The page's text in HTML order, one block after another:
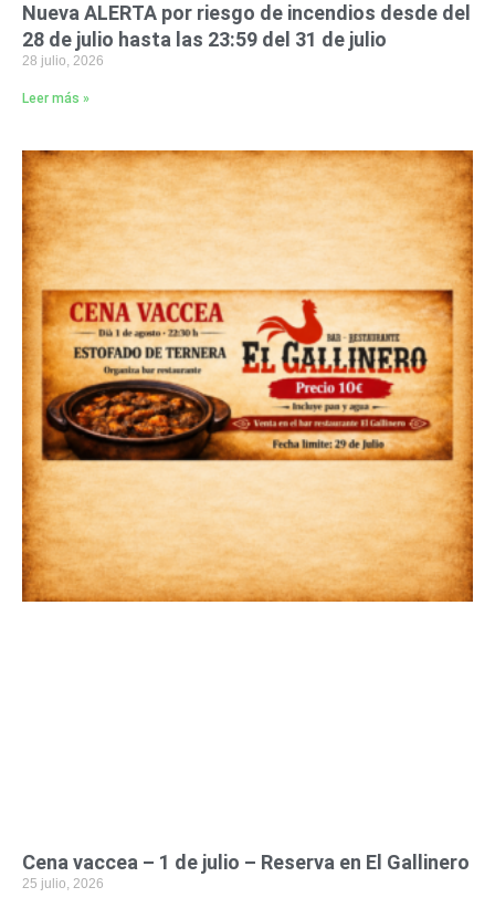
Nueva ALERTA por riesgo de incendios desde del
28 de julio hasta las 23:59 del 31 de julio
28 julio, 2026
Leer más »
Cena vaccea – 1 de julio – Reserva en El Gallinero
25 julio, 2026